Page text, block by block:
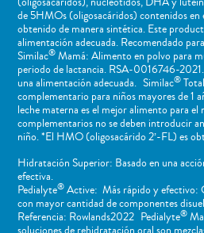
de 5HMOs (oligosacáridos) contenidos en
obtenido de manera sintética. Este
alimentación adecuada. Recomendado
Similac®Mamá: Alimento en polvo para
periodo de lactancia. RSA-0016746-
una alimentación adecuada. Similac®
complementario para niños mayores de 1
leche materna es el mejor alimento para el
complementarios no se deben introducir
niño. *El HMO (oligosacárido 2’-FL) es
Hidratación Superior: Basado en una
efectiva.
Pedialyte®Active: Más rápido y efectivo:
con mayor cantidad de componentes
Referencia: Rowlands2022 Pedialyte®